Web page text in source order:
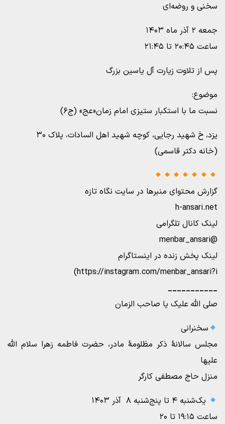
سخنی و روضه‌ای
جمعه ۲ آذر ماه ۱۴۰۳
ساعت ۲۰:۴۵ تا ۲۱:۴۵
پس از تلاوت زیارت آل یاسین بزرگ
موضوع:
نسبت ما با استکبار ستیزی امام زمان«عج» (ج۶)
یزد، خ شهید رجایی، کوچه شهید اهل السادات، پلاک ۳۰
(خانه دکتر قاسمی)
گزارش محتوای منبرها در سایت نگاه تازه
h-ansari.net
لینک کانال تلگرامی
@menbar_ansari
لینک پخش زنده در اینستاگرام
https://instagram.com/menbar_ansari?i)
___________
صلی الله علیک یا صاحب الزمان
سخنرانی
مجلس سالانۀ ذکر مظلومۀ مادر، حضرت فاطمه زهرا سلام الله
علیها
منزل حاج مصطفی کارگر
یک‌شنبه ۴ تا پنج‌شنبه ۸ آذر ۱۴۰۳
ساعت ۱۹:۱۵ تا ۲۰